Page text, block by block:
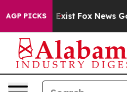
AGP PICKS
They Exist Fox News Goes